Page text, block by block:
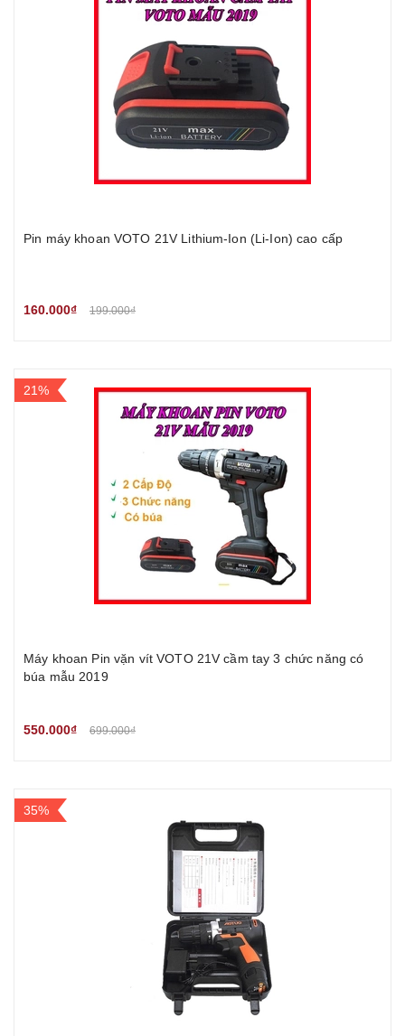
Pin máy khoan VOTO 21V Lithium-Ion (Li-Ion) cao cấp
160.000₫ 199.000₫
21%
Máy khoan Pin vặn vít VOTO 21V cầm tay 3 chức năng có
búa mẫu 2019
550.000₫ 699.000₫
35%